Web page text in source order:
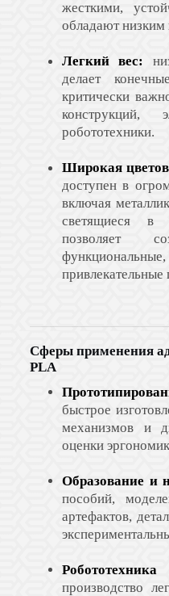
жесткими,
обладают низким
Легкий вес:
делает
критически
конструкций,
робототехники.
Широкая
доступен в
включая
светящиеся в
позволяет
привлекательные
Сферы применения
PLA
быстрое
механизмов и
оценки
Образование и
пособий,
артефактов,
производство